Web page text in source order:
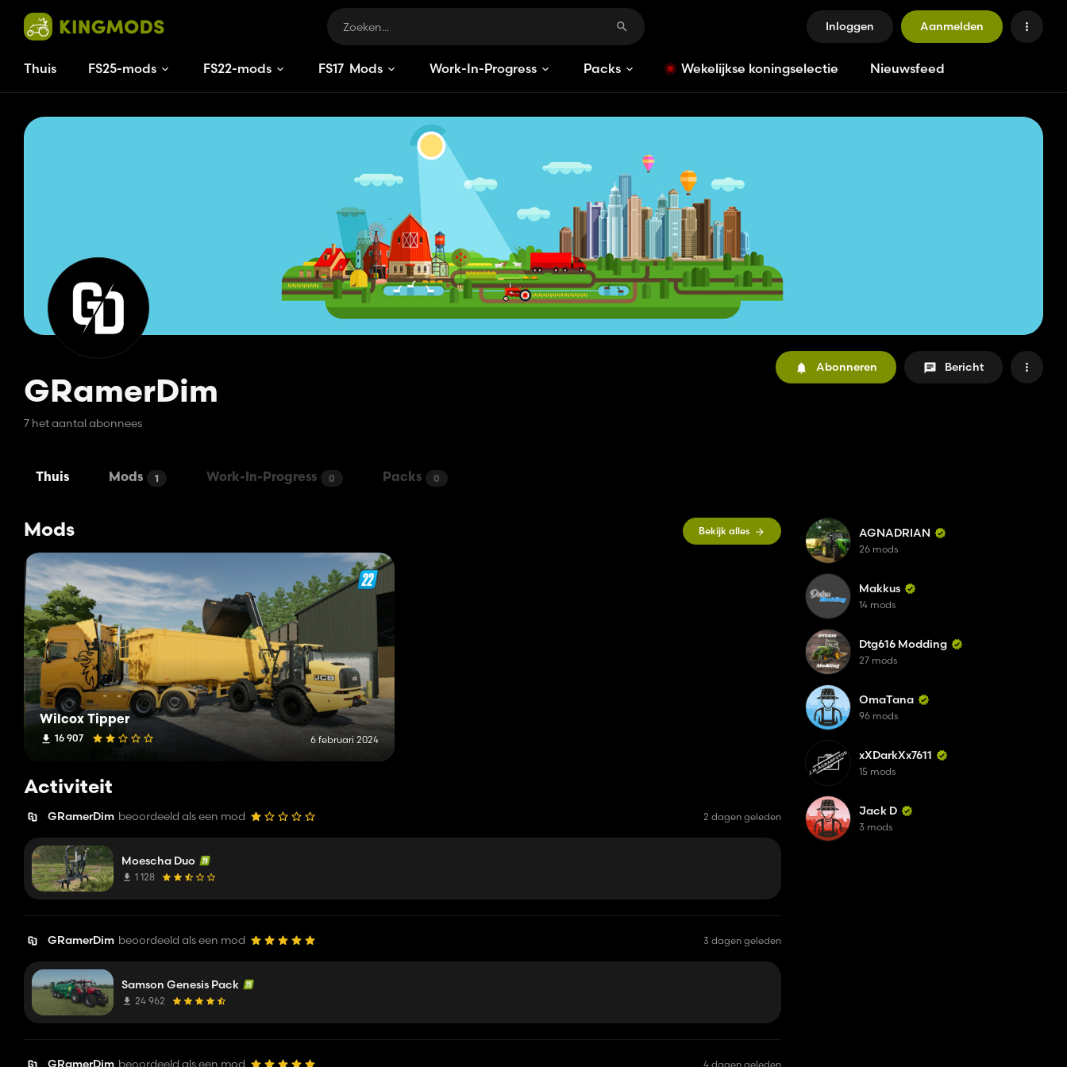
Inloggen Aanmelden
Thuis FS25-mods FS22-mods FS17 Mods Work-In-Progress Packs Wekelijkse koningselectie Nieuwsfeed
GRamerDim
7 het aantal abonnees
Abonneren Bericht
Thuis Mods 1 Work-In-Progress 0 Packs 0
Mods Bekijk alles
Wilcox Tipper
16 907 6 februari 2024
Activiteit
GRamerDim beoordeeld als een mod 2 dagen geleden
Moescha Duo
1 128
GRamerDim beoordeeld als een mod 3 dagen geleden
Samson Genesis Pack
24 962
GRamerDim beoordeeld als een mod 4 dagen geleden
AGNADRIAN
26 mods
Makkus
14 mods
Dtg616 Modding
27 mods
OmaTana
96 mods
xXDarkXx7611
15 mods
Jack D
3 mods